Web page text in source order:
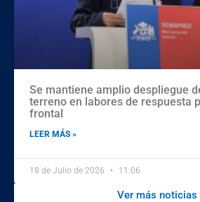
Se mantiene amplio despliegue
terreno en labores de respuesta
frontal
LEER MÁS »
18 de Julio de 2026 11:06
Ver más noticias